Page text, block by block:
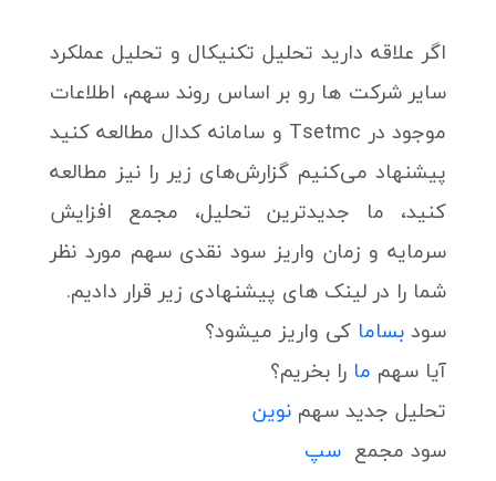
اگر علاقه دارید تحلیل تکنیکال و تحلیل عملکرد
سایر شرکت ها رو بر اساس روند سهم، اطلاعات
موجود در Tsetmc و سامانه کدال مطالعه کنید
پیشنهاد می‌کنیم گزارش‌های زیر را نیز مطالعه
کنید، ما جدیدترین تحلیل، مجمع افزایش
سرمایه و زمان واریز سود نقدی سهم مورد نظر
شما را در لینک های پیشنهادی زیر قرار دادیم.
سودبساما کی واریز میشود؟
آیا سهم ما را بخریم؟
تحلیل جدید سهم نوین
سود مجمع سپ